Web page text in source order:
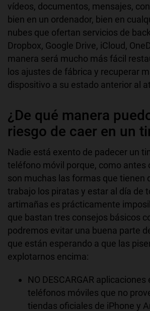
vídeos, documentos, mensajes,
bien en un ordenador, bien en
nubes que ofertan servicios de
Dropbox, Google Drive, iCloud,
manera será mucho más fácil
los ajustes de fábrica y recuperar
dispositivo a su estado anterior al
¿De qué manera
riesgo de caer en un
Nadie está exento de padecer un
teléfono móvil porque, como antes
son muchas las formas que tienen
trabajo los piratas y estar al día de
artimañas es prácticamente
que bastan tres consejos básicos
podremos evitar una buena parte
que están esperando a que las
explotarnos encima:
NO DESCARGAR
teléfonos móviles que no
tiendas oficiales de iPhone y